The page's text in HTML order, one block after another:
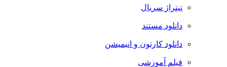
تیتراژ سریال
دانلود مستند
دانلود کارتون و انیمیشن
فیلم آموزشی